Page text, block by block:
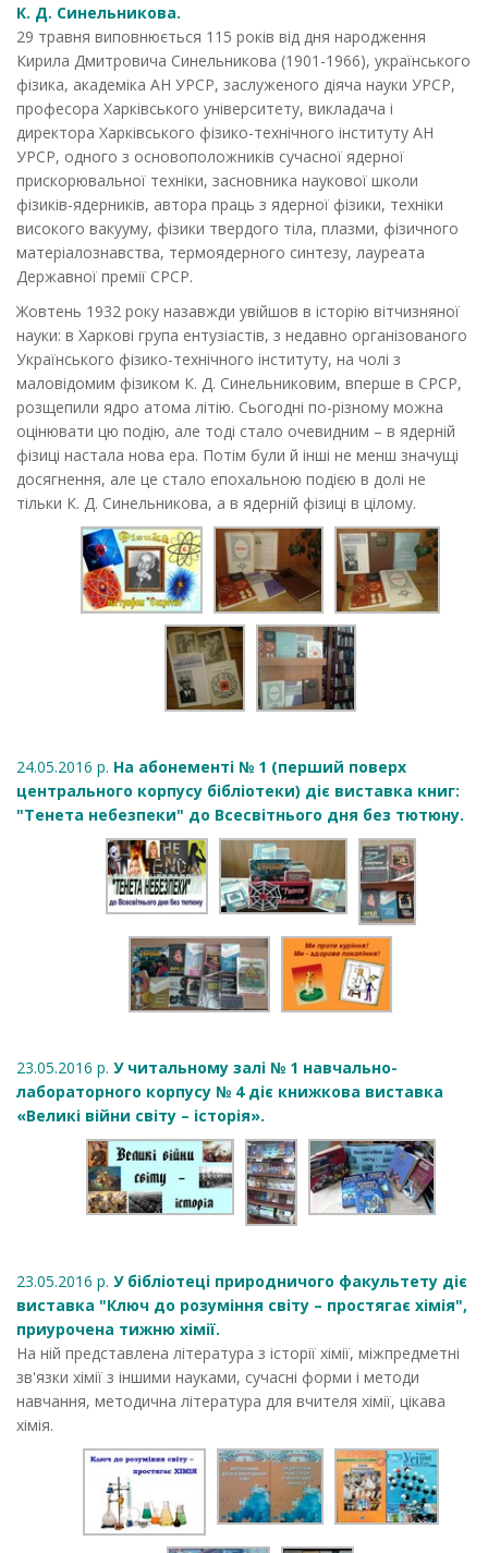
К. Д. Синельникова.
29 травня виповнюється 115 років від дня народження
Кирила Дмитровича Синельникова (1901-1966), українського
фізика, академіка АН УРСР, заслуженого діяча науки УРСР,
професора Харківського університету, викладача і
директора Харківського фізико-технічного інституту АН
УРСР, одного з основоположників сучасної ядерної
прискорювальної техніки, засновника наукової школи
фізиків-ядерників, автора праць з ядерної фізики, техніки
високого вакууму, фізики твердого тіла, плазми, фізичного
матеріалознавства, термоядерного синтезу, лауреата
Державної премії СРСР.
Жовтень 1932 року назавжди увійшов в історію вітчизняної
науки: в Харкові група ентузіастів, з недавно організованого
Українського фізико-технічного інституту, на чолі з
маловідомим фізиком К. Д. Синельниковим, вперше в СРСР,
розщепили ядро атома літію. Сьогодні по-різному можна
оцінювати цю подію, але тоді стало очевидним – в ядерній
фізиці настала нова ера. Потім були й інші не менш значущі
досягнення, але це стало епохальною подією в долі не
тільки К. Д. Синельникова, а в ядерній фізиці в цілому.
24.05.2016 р. На абонементі № 1 (перший поверх
центрального корпусу бібліотеки) діє виставка книг:
"Тенета небезпеки" до Всесвітнього дня без тютюну.
23.05.2016 р. У читальному залі № 1 навчально-
лабораторного корпусу № 4 діє книжкова виставка
«Великі війни світу – історія».
23.05.2016 р. У бібліотеці природничого факультету діє
виставка "Ключ до розуміння світу – простягає хімія",
приурочена тижню хімії.
На ній представлена література з історії хімії, міжпредметні
зв'язки хімії з іншими науками, сучасні форми і методи
навчання, методична література для вчителя хімії, цікава
хімія.